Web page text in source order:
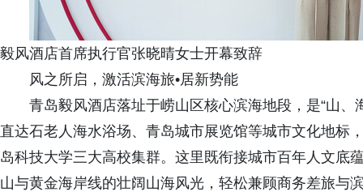
毅风酒店首席执行官张晓晴女士开幕致辞
风之所启，激活滨海旅•居新势能
青岛毅风酒店落址于崂山区核心滨海地段，是“山
直达石老人海水浴场、青岛城市展览馆等城市文化地标
岛科技大学三大高校集群。这里既衔接城市百年人文底
山与黄金海岸线的壮阔山海风光，轻松兼顾商务差旅与